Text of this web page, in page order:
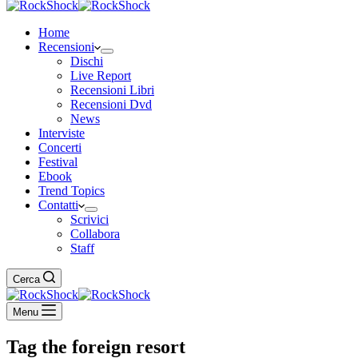
Home
Recensioni
Dischi
Live Report
Recensioni Libri
Recensioni Dvd
News
Interviste
Concerti
Festival
Ebook
Trend Topics
Contatti
Scrivici
Collabora
Staff
Cerca
Menu
Tag the foreign resort